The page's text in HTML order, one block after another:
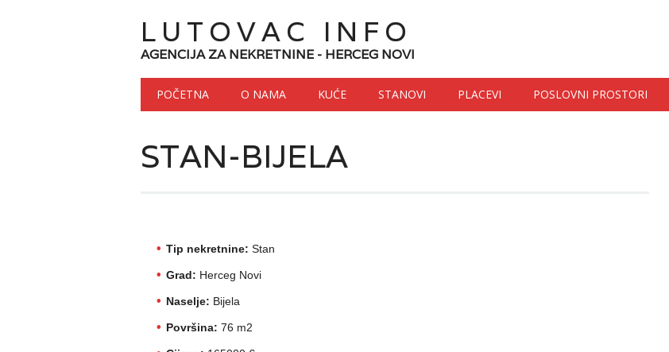
LUTOVAC INFO
AGENCIJA ZA NEKRETNINE - HERCEG NOVI
Main menu
Skip to content
POČETNA O NAMA KUĆE STANOVI PLACEVI POSLOVNI PROSTORI
STAN-BIJELA
Tip nekretnine: Stan
Grad: Herceg Novi
Naselje: Bijela
Površina: 76 m2